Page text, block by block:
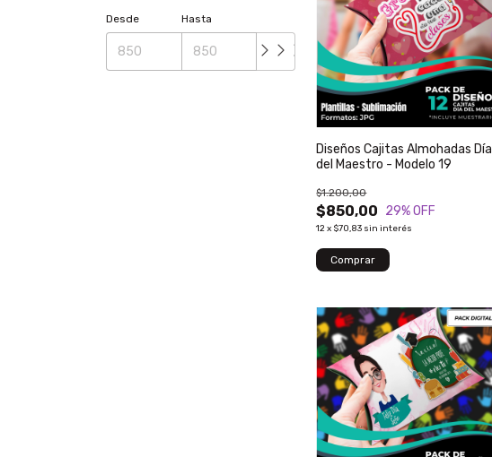
Desde Hasta
Diseños Cajitas Almohadas Día
del Maestro - Modelo 19
$850,00
$1.200,00
29% OFF
12x $70,83 sin interés